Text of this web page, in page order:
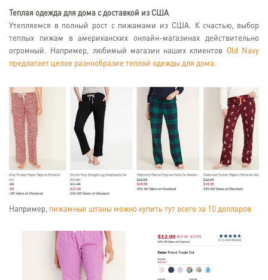
Теплая одежда для дома с доставкой из США
Утепляемся в полный рост с пижамами из США. К счастью, выбор
теплых пижам в американских онлайн-магазинах действительно
огромный. Например, любимый магазин наших клиентов Old Navy
предлагает целое разнообразие теплой одежды для дома.
Например, пижамные штаны можно купить тут всего за 10 долларов